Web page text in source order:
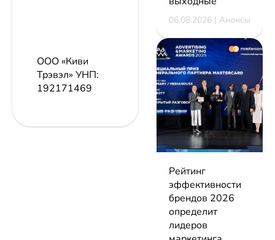
ООО «Киви
Трэвэл» УНП:
192171469
06.08.2026 | Анонсы
Рейтинг
эффективности
брендов 2026
определит
лидеров